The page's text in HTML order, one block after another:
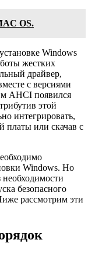
OS.
Windows
жестких
драйвер,
с версиями
AHCI появился
этой
интегрировать,
платы или скачав с
Windows. Но
безопасного
рассмотрим эти